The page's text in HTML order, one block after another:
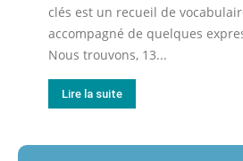
clés est un recueil de
accompagné de quelques
Nous trouvons, 13...
Lire la suite